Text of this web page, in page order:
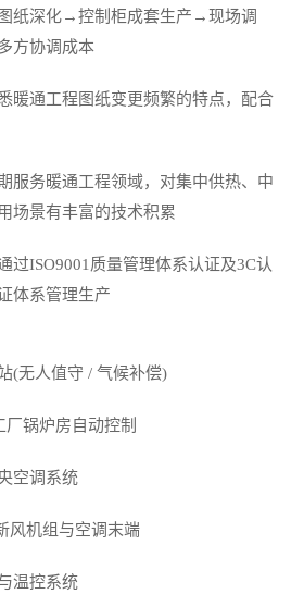
深化→控制柜成套生产→现场调
方协调成本
通工程图纸变更频繁的特点，配合
务暖通工程领域，对集中供热、中
场景有丰富的技术积累
ISO9001质量管理体系认证及3C认
体系管理生产
人值守 / 气候补偿)
锅炉房自动控制
空调系统
机组与空调末端
温控系统